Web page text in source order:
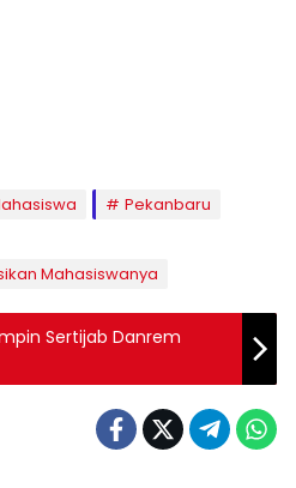
Pekanbaru
Mahasiswanya
Sertijab Danrem